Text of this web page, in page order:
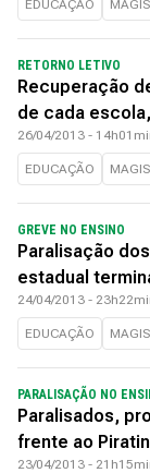
EDUCAÇÃO
RETORNO LETIVO
Recuperação
de cada
26/04/2013 -
EDUCAÇÃO
GREVE NO ENSINO
Paralisação
estadual
24/04/2013 -
EDUCAÇÃO
PARALISAÇÃO NO
Paralisados,
frente ao
23/04/2013 -